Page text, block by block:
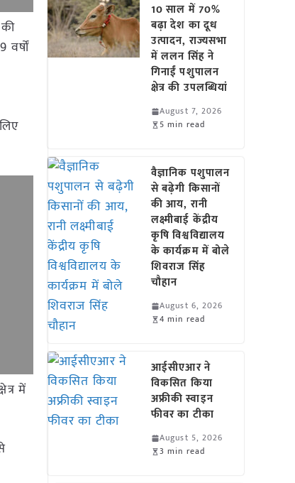
में
10 साल में 70%
बढ़ा देश का दूध
उत्पादन, राज्यसभा
में ललन सिंह ने
गिनाईं पशुपालन
क्षेत्र की उपलब्धियां
August 7, 2026
5 min read
वैज्ञानिक पशुपालन
से बढ़ेगी किसानों
की आय, रानी
लक्ष्मीबाई केंद्रीय
कृषि विश्वविद्यालय
के कार्यक्रम में बोले
शिवराज सिंह
चौहान
August 6, 2026
4 min read
आईसीएआर ने
विकसित किया
अफ्रीकी स्वाइन
फीवर का टीका
August 5, 2026
3 min read